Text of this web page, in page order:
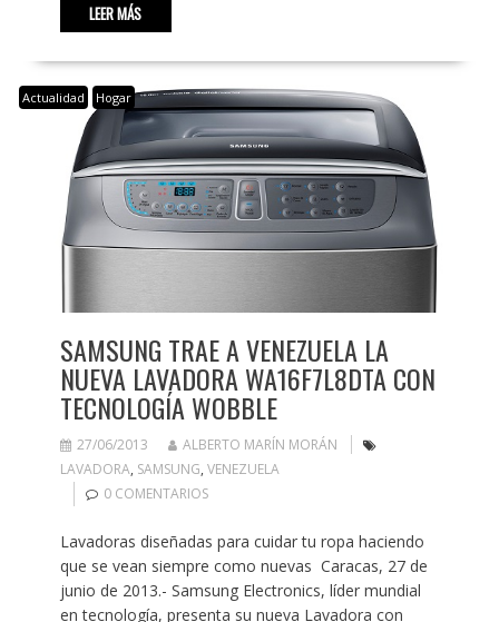
LEER MÁS
Actualidad Hogar
SAMSUNG TRAE A VENEZUELA LA
NUEVA LAVADORA WA16F7L8DTA CON
TECNOLOGÍA WOBBLE
27/06/2013
ALBERTO MARÍN MORÁN
LAVADORA, SAMSUNG, VENEZUELA
0 COMENTARIOS
Lavadoras diseñadas para cuidar tu ropa haciendo
que se vean siempre como nuevas Caracas, 27 de
junio de 2013.- Samsung Electronics, líder mundial
en tecnología, presenta su nueva Lavadora con